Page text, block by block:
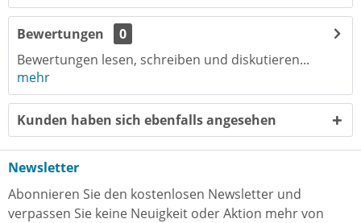
Bewertungen
0
Bewertungen lesen, schreiben und diskutieren...
mehr
Kunden haben sich ebenfalls angesehen
Newsletter
Abonnieren Sie den kostenlosen Newsletter und
verpassen Sie keine Neuigkeit oder Aktion mehr von